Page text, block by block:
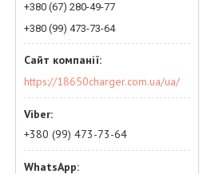
+380 (67) 280-49-77
+380 (99) 473-73-64
https://18650charger.com.ua/ua/
+380 (99) 473-73-64